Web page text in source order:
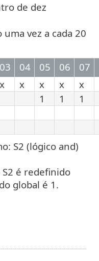
de dez
vez a cada 20
03 04 05 06
07
x x x x
x
1 1
1
S2 (lógico and)
é redefinido
global é 1.